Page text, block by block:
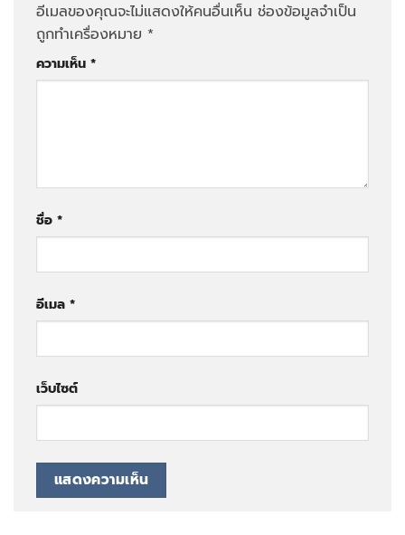
อีเมลของคุณจะไม่แสดงให้คนอื่นเห็น ช่องข้อมูลจำเป็น
ถูกทำเครื่องหมาย *
ความเห็น *
ชื่อ *
อีเมล *
เว็บไซต์